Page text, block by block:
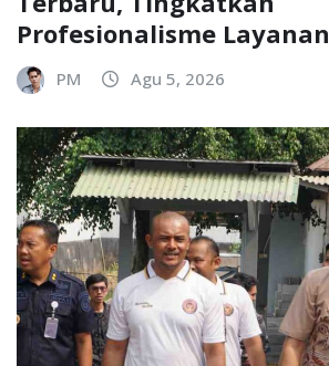
Profesionalisme Layanan
PM Agu 5, 2026